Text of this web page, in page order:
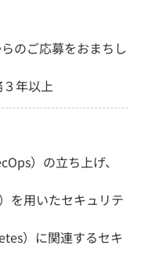
のご応募をおまちし
年以上
）の立ち上げ、
を用いたセキュリテ
）に関連するセキ